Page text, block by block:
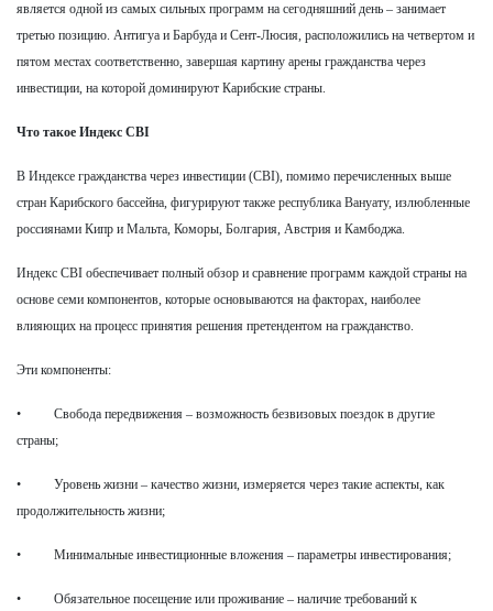
является одной из самых сильных программ на сегодняшний день – занимает
третью позицию. Антигуа и Барбуда и Сент-Люсия, расположились на четвертом и
пятом местах соответственно, завершая картину арены гражданства через
инвестиции, на которой доминируют Карибские страны.
Что такое Индекс CBI
В Индексе гражданства через инвестиции (CBI), помимо перечисленных выше
стран Карибского бассейна, фигурируют также республика Вануату, излюбленные
россиянами Кипр и Мальта, Коморы, Болгария, Австрия и Камбоджа.
Индекс CBI обеспечивает полный обзор и сравнение программ каждой страны на
основе семи компонентов, которые основываются на факторах, наиболее
влияющих на процесс принятия решения претендентом на гражданство.
Эти компоненты:
• Свобода передвижения – возможность безвизовых поездок в другие
страны;
• Уровень жизни – качество жизни, измеряется через такие аспекты, как
продолжительность жизни;
• Минимальные инвестиционные вложения – параметры инвестирования;
• Обязательное посещение или проживание – наличие требований к